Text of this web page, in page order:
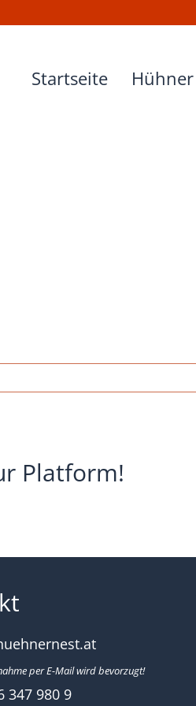
Startseite Hühner
Platform!
per E-Mail wird bevorzugt!
347 980 9